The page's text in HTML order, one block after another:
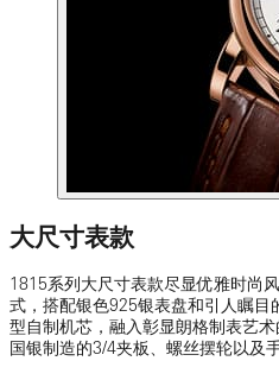
大尺寸表款
1815系列大尺寸表款尽显优雅时尚
式，搭配银色925银表盘和引人瞩目
型自制机芯，融入彰显朗格制表艺
国银制造的3/4夹板、螺丝摆轮以及